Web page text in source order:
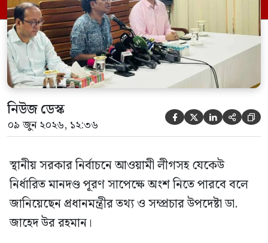
নিউজ ডেস্ক
০৯ জুন ২০২৬, ১২:৩৬     
স্থানীয় সরকার নির্বাচনে আওয়ামী লীগসহ যেকেউ
নির্ধারিত মানদণ্ড পূরণ সাপেক্ষে অংশ নিতে পারবে বলে
জানিয়েছেন প্রধানমন্ত্রীর তথ্য ও সম্প্রচার উপদেষ্টা ডা.
জাহেদ উর রহমান।